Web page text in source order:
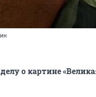
о картине